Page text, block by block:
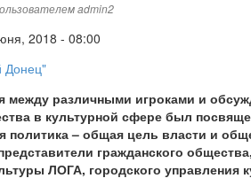
admin2
2018 - 08:00
Донец"
между различными игроками и
в культурной сфере был
политика – общая цель власти и
гражданского
ЛОГА, городского управления